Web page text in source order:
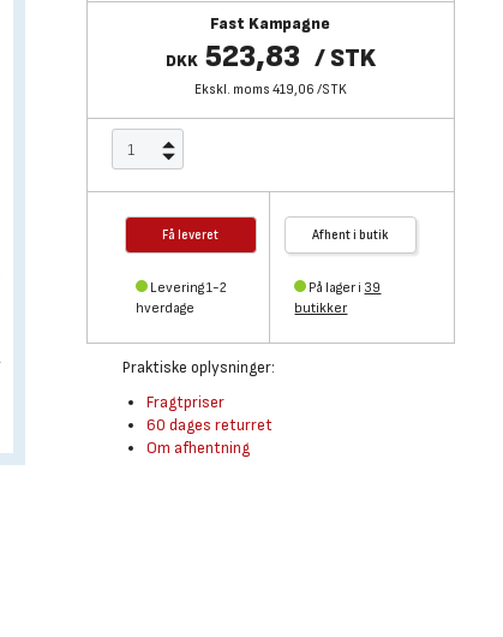
Fast Kampagne
DKK 523,83 /STK
Ekskl. moms 419,06 /STK
Få leveret
Levering 1-2
hverdage
Afhent i butik
På lager i 39
butikker
Praktiske oplysninger:
Fragtpriser
60 dages returret
Om afhentning